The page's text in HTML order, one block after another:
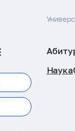
Наука